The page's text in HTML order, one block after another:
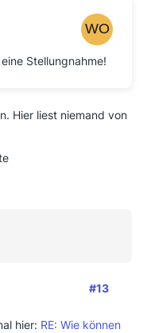
Stellungnahme!
Hier liest niemand von
#13
hier: RE: Wie können